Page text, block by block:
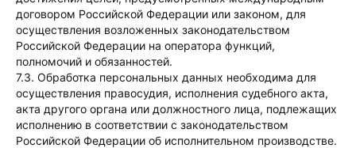
договором Российской Федерации или законом, для
осуществления возложенных законодательством
Российской Федерации на оператора функций,
полномочий и обязанностей.
7.3. Обработка персональных данных необходима для
осуществления правосудия, исполнения судебного акта,
акта другого органа или должностного лица, подлежащих
исполнению в соответствии с законодательством
Российской Федерации об исполнительном производстве.